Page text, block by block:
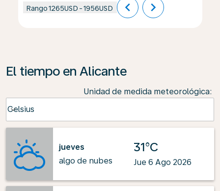
Rango1265USD -1956USD chevron_left chevron_right
El tiempo en Alicante
Unidad de medida meteorológica:
Celsius
keyboard_arrow_down
jueves
algo de nubes
31°C
Jue 6 Ago 2026